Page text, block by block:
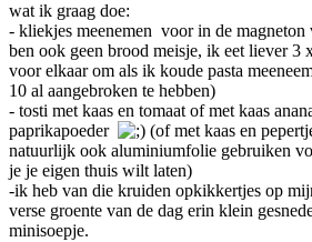
wat ik graag doe:
- kliekjes meenemen voor in de
ben ook geen brood meisje, ik eet liever 3
voor elkaar om als ik koude pasta
10 al aangebroken te hebben)
- tosti met kaas en tomaat of met kaas
paprikapoeder
(of met kaas en
natuurlijk ook aluminiumfolie gebruiken
je je eigen thuis wilt laten)
-ik heb van die kruiden opkikkertjes op
verse groente van de dag erin klein
minisoepje.